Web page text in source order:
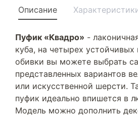
Описание
Пуфик «Квадро» -
куба, на четырех устойчивых
обивки вы можете выбрать
представленных вариантов
или искусственной шерсти.
пуфик идеально впишется в
Модель можно дополнить